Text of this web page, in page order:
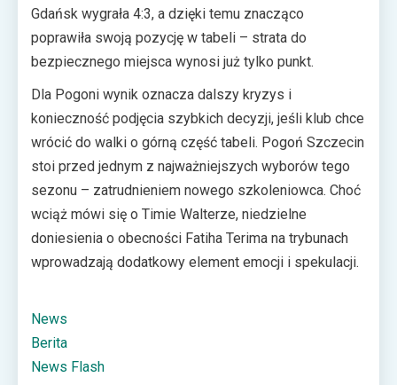
Gdańsk wygrała 4:3, a dzięki temu znacząco
poprawiła swoją pozycję w tabeli – strata do
bezpiecznego miejsca wynosi już tylko punkt.
Dla Pogoni wynik oznacza dalszy kryzys i
konieczność podjęcia szybkich decyzji, jeśli klub chce
wrócić do walki o górną część tabeli. Pogoń Szczecin
stoi przed jednym z najważniejszych wyborów tego
sezonu – zatrudnieniem nowego szkoleniowca. Choć
wciąż mówi się o Timie Walterze, niedzielne
doniesienia o obecności Fatiha Terima na trybunach
wprowadzają dodatkowy element emocji i spekulacji.
News
Berita
News Flash